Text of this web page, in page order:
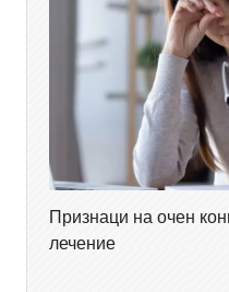
Признаци на очен
лечение